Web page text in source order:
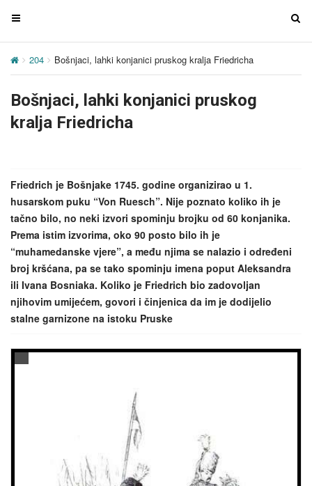
T
g
e
n
g
a
t
i
o
n
T
o
204 Bošnjaci, lahki konjanici pruskog kralja Friedricha
Bošnjaci, lahki konjanici pruskog
kralja Friedricha
Friedrich je Bošnjake 1745. godine organizirao u 1.
husarskom puku “Von Ruesch”. Nije poznato koliko ih je
tačno bilo, no neki izvori spominju brojku od 60 konjanika.
Prema istim izvorima, oko 90 posto bilo ih je
“muhamedanske vjere”, a među njima se nalazio i određeni
broj kršćana, pa se tako spominju imena poput Aleksandra
ili Ivana Bosniaka. Koliko je Friedrich bio zadovoljan
njihovim umijećem, govori i činjenica da im je dodijelio
stalne garnizone na istoku Pruske